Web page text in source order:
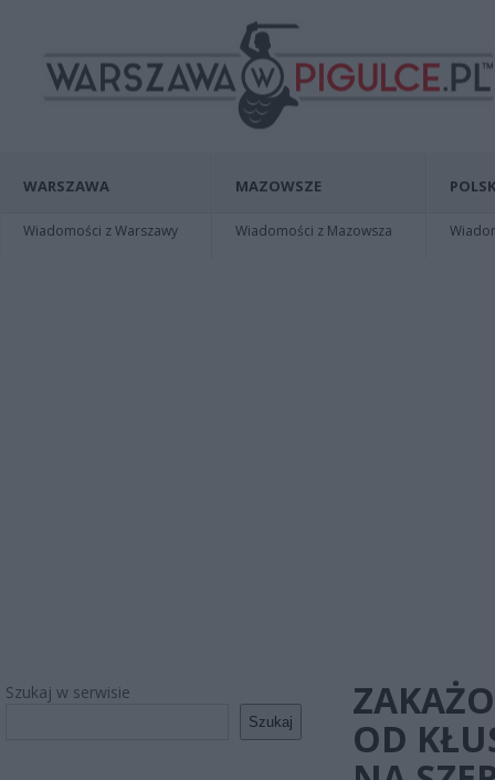
WARSZAWA
Wiadomości z Warszawy
MAZOWSZE
Wiadomości z Mazowsza
Szukaj w serwisie
Szukaj
OD